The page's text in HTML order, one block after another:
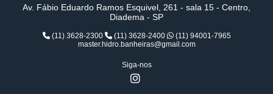
Av. Fábio Eduardo Ramos Esquivel, 261 - sala 15 - Centro,
Diadema - SP
(11) 3628-2300 (11) 3628-2400
(11) 94001-7965
master.hidro.banheiras@gmail.com
Siga-nos